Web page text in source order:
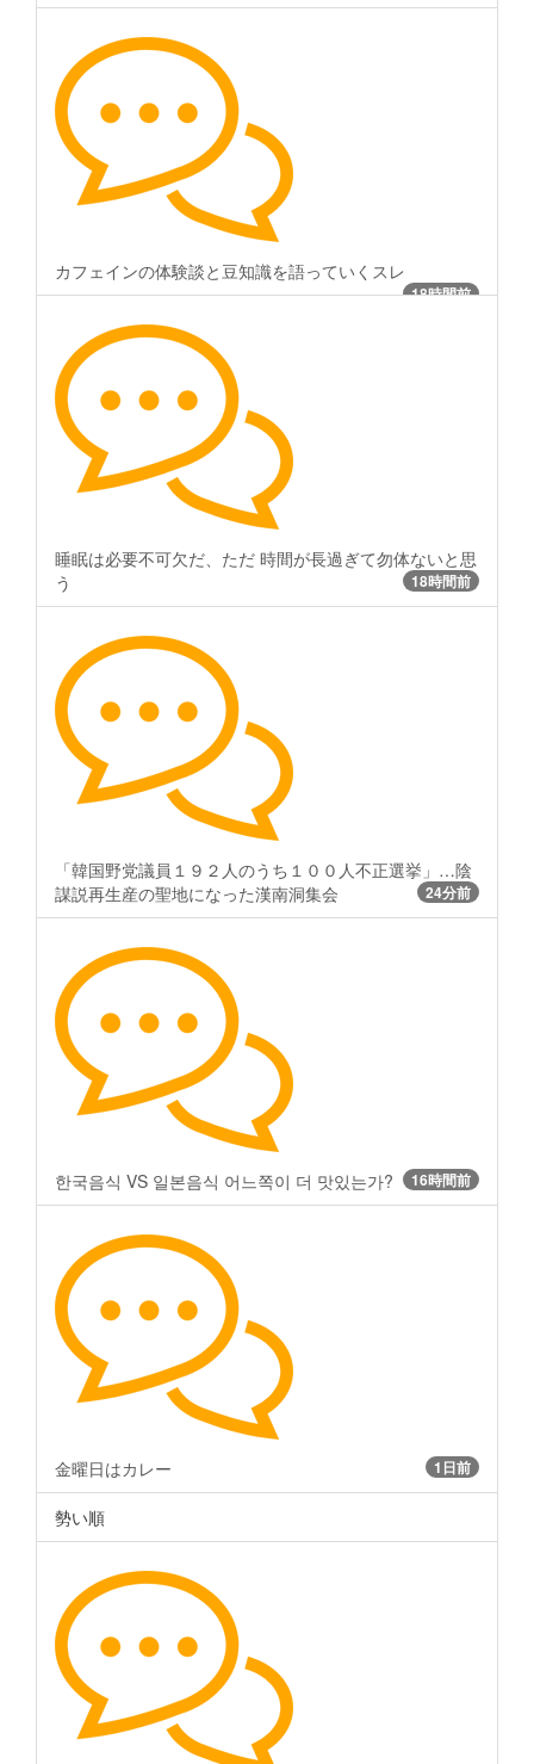
カフェインの体験談と豆知識を語っていくスレ
18時間前
睡眠は必要不可欠だ、ただ 時間が長過ぎて勿体ないと思
う
18時間前
「韓国野党議員１９２人のうち１００人不正選挙」…陰
謀説再生産の聖地になった漢南洞集会
24分前
한국음식 VS 일본음식 어느쪽이 더 맛있는가? 16時間前
金曜日はカレー 1日前
勢い順